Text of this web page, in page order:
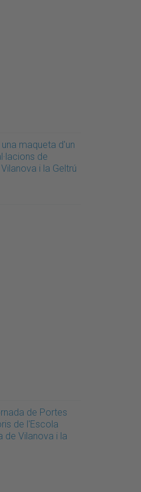
maqueta d'un
de
i la Geltrú
de Portes
de l'Escola
de Vilanova i la